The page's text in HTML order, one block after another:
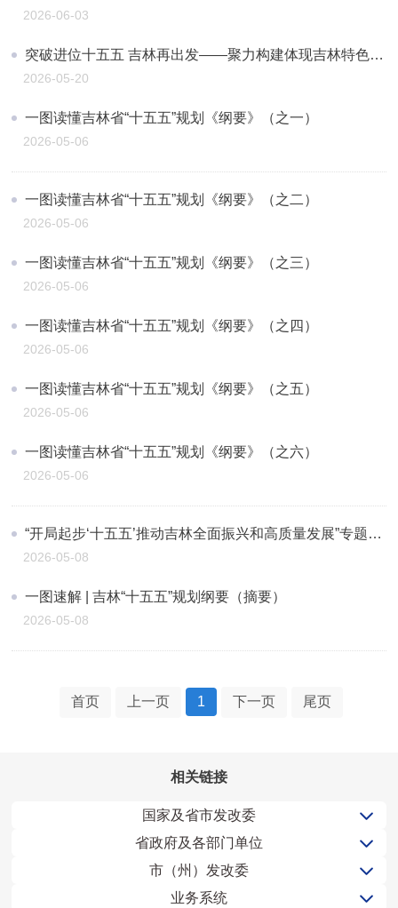
2026-06-03
突破进位十五五 吉林再出发——聚力构建体现吉林特色的现代化产业体系
2026-05-20
一图读懂吉林省“十五五”规划《纲要》（之一）
2026-05-06
一图读懂吉林省“十五五”规划《纲要》（之二）
2026-05-06
一图读懂吉林省“十五五”规划《纲要》（之三）
2026-05-06
一图读懂吉林省“十五五”规划《纲要》（之四）
2026-05-06
一图读懂吉林省“十五五”规划《纲要》（之五）
2026-05-06
一图读懂吉林省“十五五”规划《纲要》（之六）
2026-05-06
“开局起步‘十五五’推动吉林全面振兴和高质量发展”专题新闻发布会举行
2026-05-08
一图速解 | 吉林“十五五”规划纲要（摘要）
2026-05-08
首页 上一页 1 下一页 尾页
相关链接
国家及省市发改委
省政府及各部门单位
市（州）发改委
业务系统